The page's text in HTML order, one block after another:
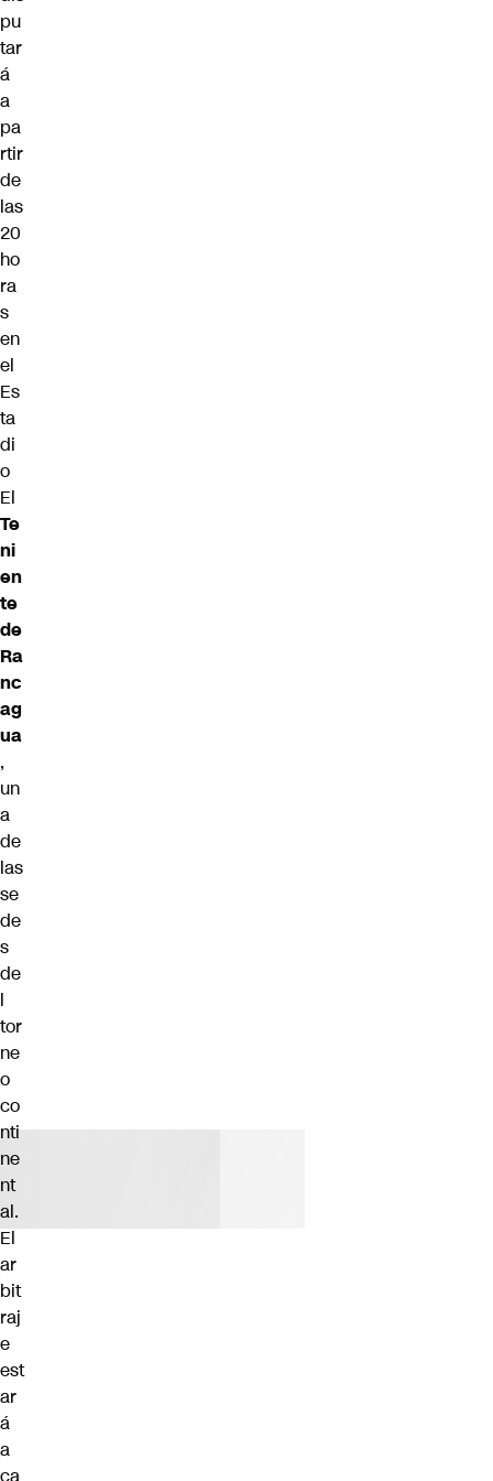
pu
tar
á
a
pa
rtir
de
las
20
ho
ra
s
en
el
Es
ta
di
o
El
Te
ni
en
te
de
Ra
nc
ag
ua
,
un
a
de
las
se
de
s
de
l
tor
ne
o
co
nti
ne
nt
al.
El
ar
bit
raj
e
est
ar
á
a
ca